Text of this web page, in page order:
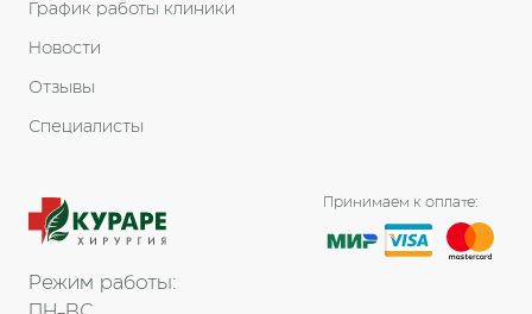
Режим работы:
Принимаем к оплате:
График работы клиники
Новости
Отзывы
Специалисты